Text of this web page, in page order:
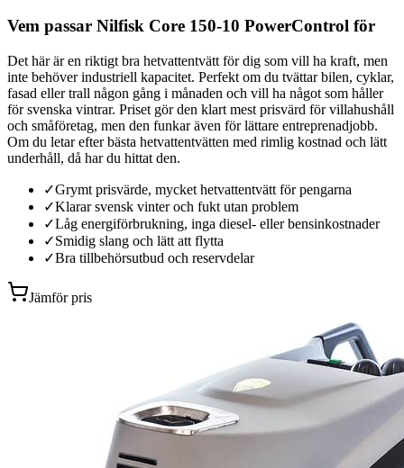
Vem passar Nilfisk Core 150-10 PowerControl för
Det här är en riktigt bra hetvattentvätt för dig som vill ha kraft, men
inte behöver industriell kapacitet. Perfekt om du tvättar bilen, cyklar,
fasad eller trall någon gång i månaden och vill ha något som håller
för svenska vintrar. Priset gör den klart mest prisvärd för villahushåll
och småföretag, men den funkar även för lättare entreprenadjobb.
Om du letar efter bästa hetvattentvätten med rimlig kostnad och lätt
underhåll, då har du hittat den.
✓Grymt prisvärde, mycket hetvattentvätt för pengarna
✓Klarar svensk vinter och fukt utan problem
✓Låg energiförbrukning, inga diesel- eller bensinkostnader
✓Smidig slang och lätt att flytta
✓Bra tillbehörsutbud och reservdelar
Jämför pris